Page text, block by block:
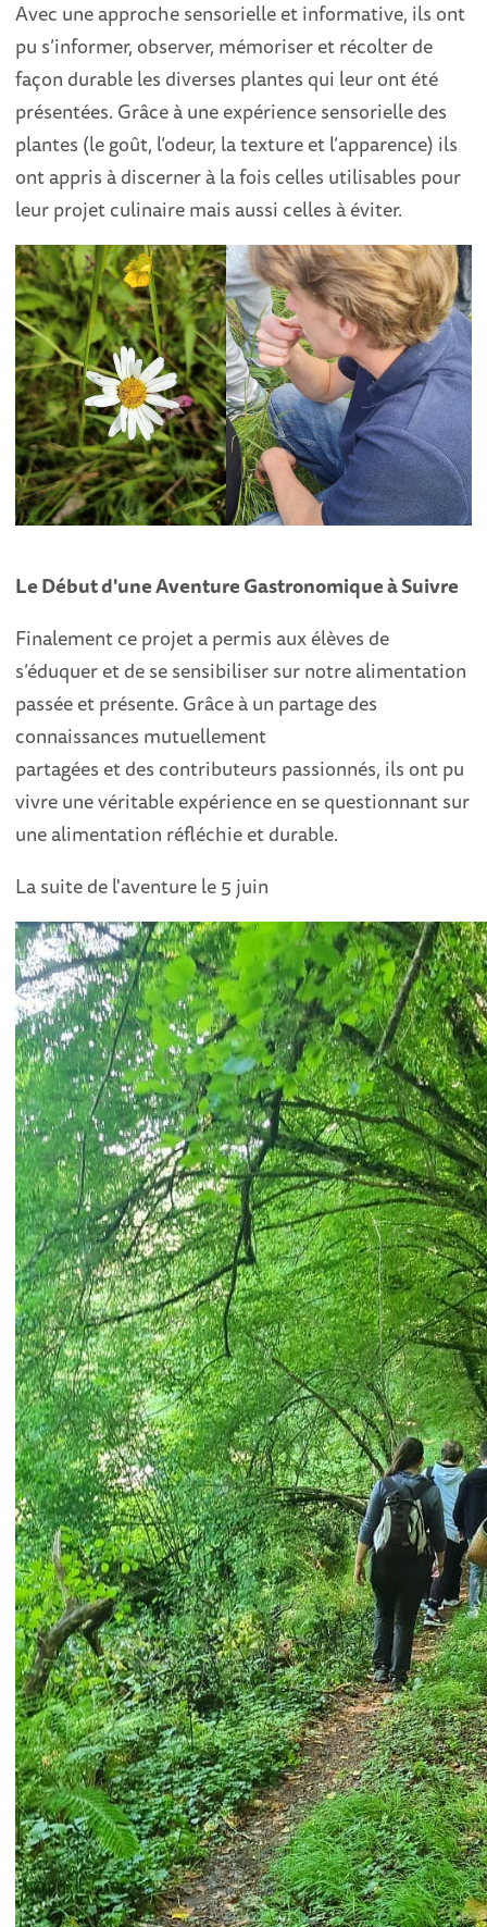
Avec une approche sensorielle et informative, ils ont
pu s’informer, observer, mémoriser et récolter de
façon durable les diverses plantes qui leur ont été
présentées. Grâce à une expérience sensorielle des
plantes (le goût, l’odeur, la texture et l’apparence) ils
ont appris à discerner à la fois celles utilisables pour
leur projet culinaire mais aussi celles à éviter.
Le Début d'une Aventure Gastronomique à Suivre
Finalement ce projet a permis aux élèves de
s’éduquer et de se sensibiliser sur notre alimentation
passée et présente. Grâce à un partage des
connaissances mutuellement
partagées et des contributeurs passionnés, ils ont pu
vivre une véritable expérience en se questionnant sur
une alimentation réfléchie et durable.
La suite de l'aventure le 5 juin